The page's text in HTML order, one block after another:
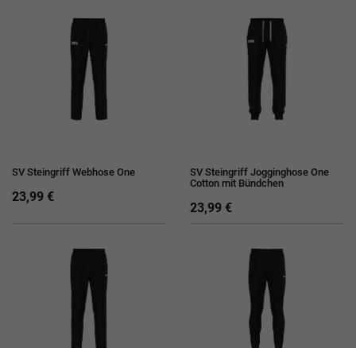
SV Steingriff Webhose One
23,99 €
SV Steingriff Jogginghose One
Cotton mit Bündchen
23,99 €